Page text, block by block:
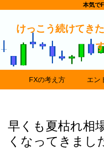
本気で
けっこう続けてき
FXの考え方 エン
早くも夏枯れ相
くなってきまし